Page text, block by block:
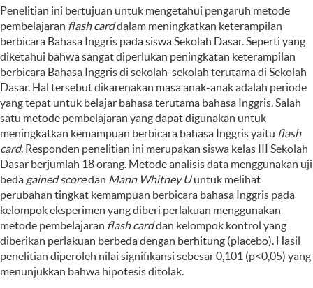
Penelitian ini bertujuan untuk mengetahui pengaruh metode
pembelajaran flash carddalam meningkatkan keterampilan
berbicara Bahasa Inggris pada siswa Sekolah Dasar. Seperti yang
diketahui bahwa sangat diperlukan peningkatan keterampilan
berbicara Bahasa Inggris di sekolah-sekolah terutama di Sekolah
Dasar. Hal tersebut dikarenakan masa anak-anak adalah periode
yang tepat untuk belajar bahasa terutama bahasa Inggris. Salah
satu metode pembelajaran yang dapat digunakan untuk
meningkatkan kemampuan berbicara bahasa Inggris yaitu flash
card. Responden penelitian ini merupakan siswa kelas III Sekolah
Dasar berjumlah 18 orang. Metode analisis data menggunakan uji
beda gained scoredan Mann Whitney Uuntuk melihat
perubahan tingkat kemampuan berbicara bahasa Inggris pada
kelompok eksperimen yang diberi perlakuan menggunakan
metode pembelajaran flash carddan kelompok kontrol yang
diberikan perlakuan berbeda dengan berhitung (placebo). Hasil
penelitian diperoleh nilai signifikansi sebesar 0,101 (p<0,05) yang
menunjukkan bahwa hipotesis ditolak.